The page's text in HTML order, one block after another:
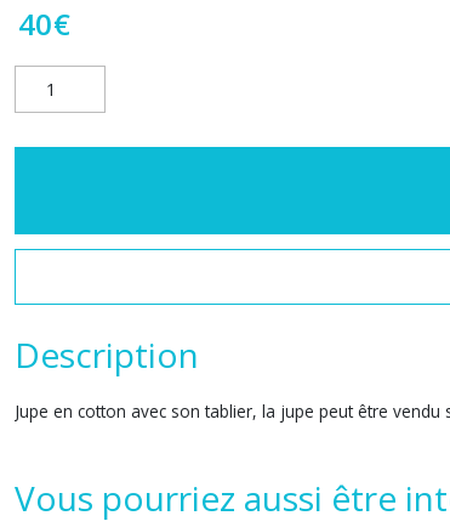
40€
Description
Jupe en cotton avec son tablier, la jupe peut être
Vous pourriez aussi être